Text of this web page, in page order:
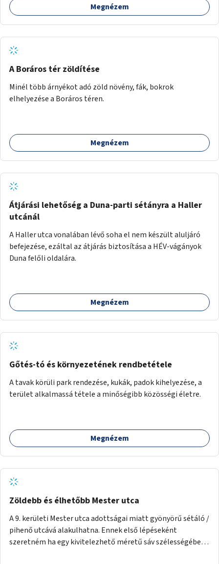
Megnézem
A Boráros tér zöldítése
Minél több árnyékot adó zöld növény, fák, bokrok
elhelyezése a Boráros téren.
Megnézem
Átjárási lehetőség a Duna-parti sétányra a Haller
utcánál
A Haller utca vonalában lévő soha el nem készült aluljáró
befejezése, ezáltal az átjárás biztosítása a HÉV-vágányok
Duna felőli oldalára.
Megnézem
Gőtés-tó és környezetének rendbetétele
A tavak körüli park rendezése, kukák, padok kihelyezése, a
terület alkalmassá tétele a minőségibb közösségi életre.
Megnézem
Zöldebb és élhetőbb Mester utca
A 9. kerületi Mester utca adottságai miatt gyönyörű sétáló /
pihenő utcává alakulhatna. Ennek első lépéseként
szeretném ha egy kivitelezhető méretű sáv szélességében